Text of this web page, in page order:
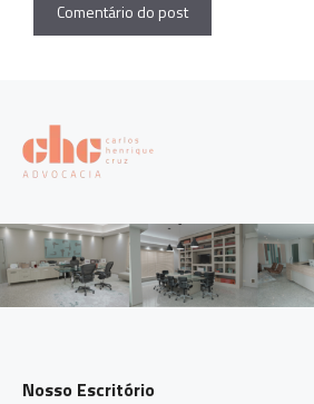
Nosso Escritório